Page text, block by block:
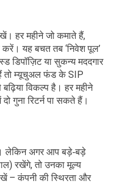
हर महीने जो कमाते हैं,
यह बचत तब ‘निवेश पूल’
डिपॉज़िट या सुकन्य मददगार
तो म्यूचुअल फंड के SIP
विकल्प है। हर महीने
रिटर्न पा सकते हैं।
लेकिन अगर आप बड़े‑बड़े
रखेंगे, तो उनका मूल्य
– कंपनी की स्थिरता और